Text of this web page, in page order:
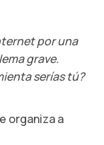
por una
grave.
serías tú?
organiza a